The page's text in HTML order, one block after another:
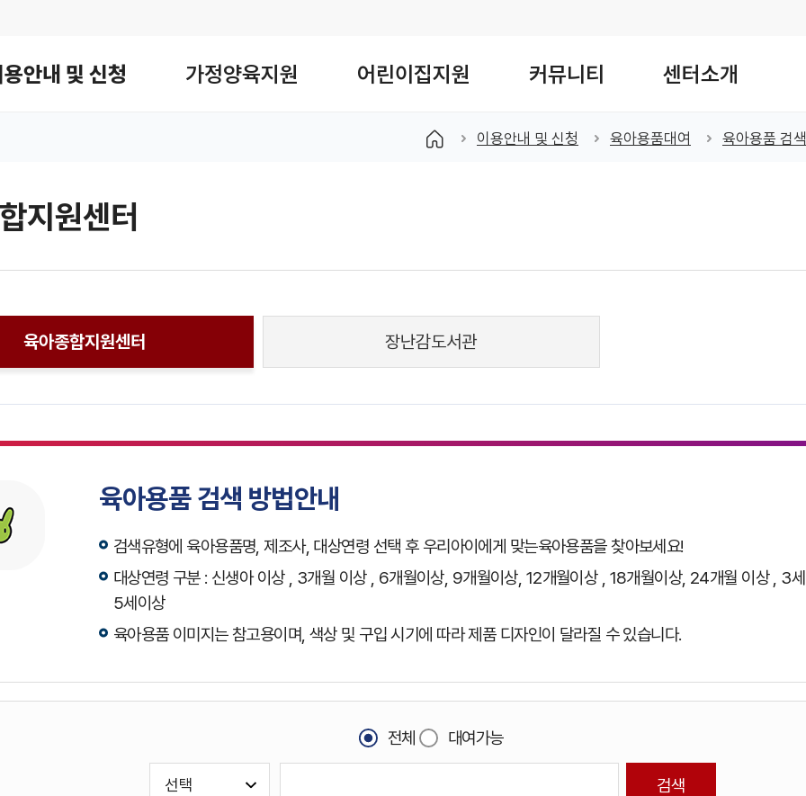
용안내 및 신청 가정양육지원 어린이집지원 커뮤니티 센터소개
검색창 열기
사이트맵
지원센터
이용안내 및 신청 육아용품대여 육아용품 검색
리스트 열기
본문 인쇄
육아종합지원센터 장난감도서관
육아용품 검색 방법안내
검색유형에 육아용품명, 제조사, 대상연령 선택 후 우리아이에게 맞는육아용품을 찾아보세요!
대상연령 구분 : 신생아 이상 , 3개월 이상 , 6개월이상, 9개월이상, 12개월이상 , 18개월이상, 24개월 이상 , 3
5세이상
육아용품 이미지는 참고용이며, 색상 및 구입 시기에 따라 제품 디자인이 달라질 수 있습니다.
전체
대여가능
검색